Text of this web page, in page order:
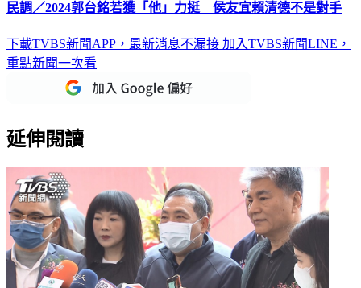
下載TVBS新聞APP，最新消息不漏接
重點新聞一次看